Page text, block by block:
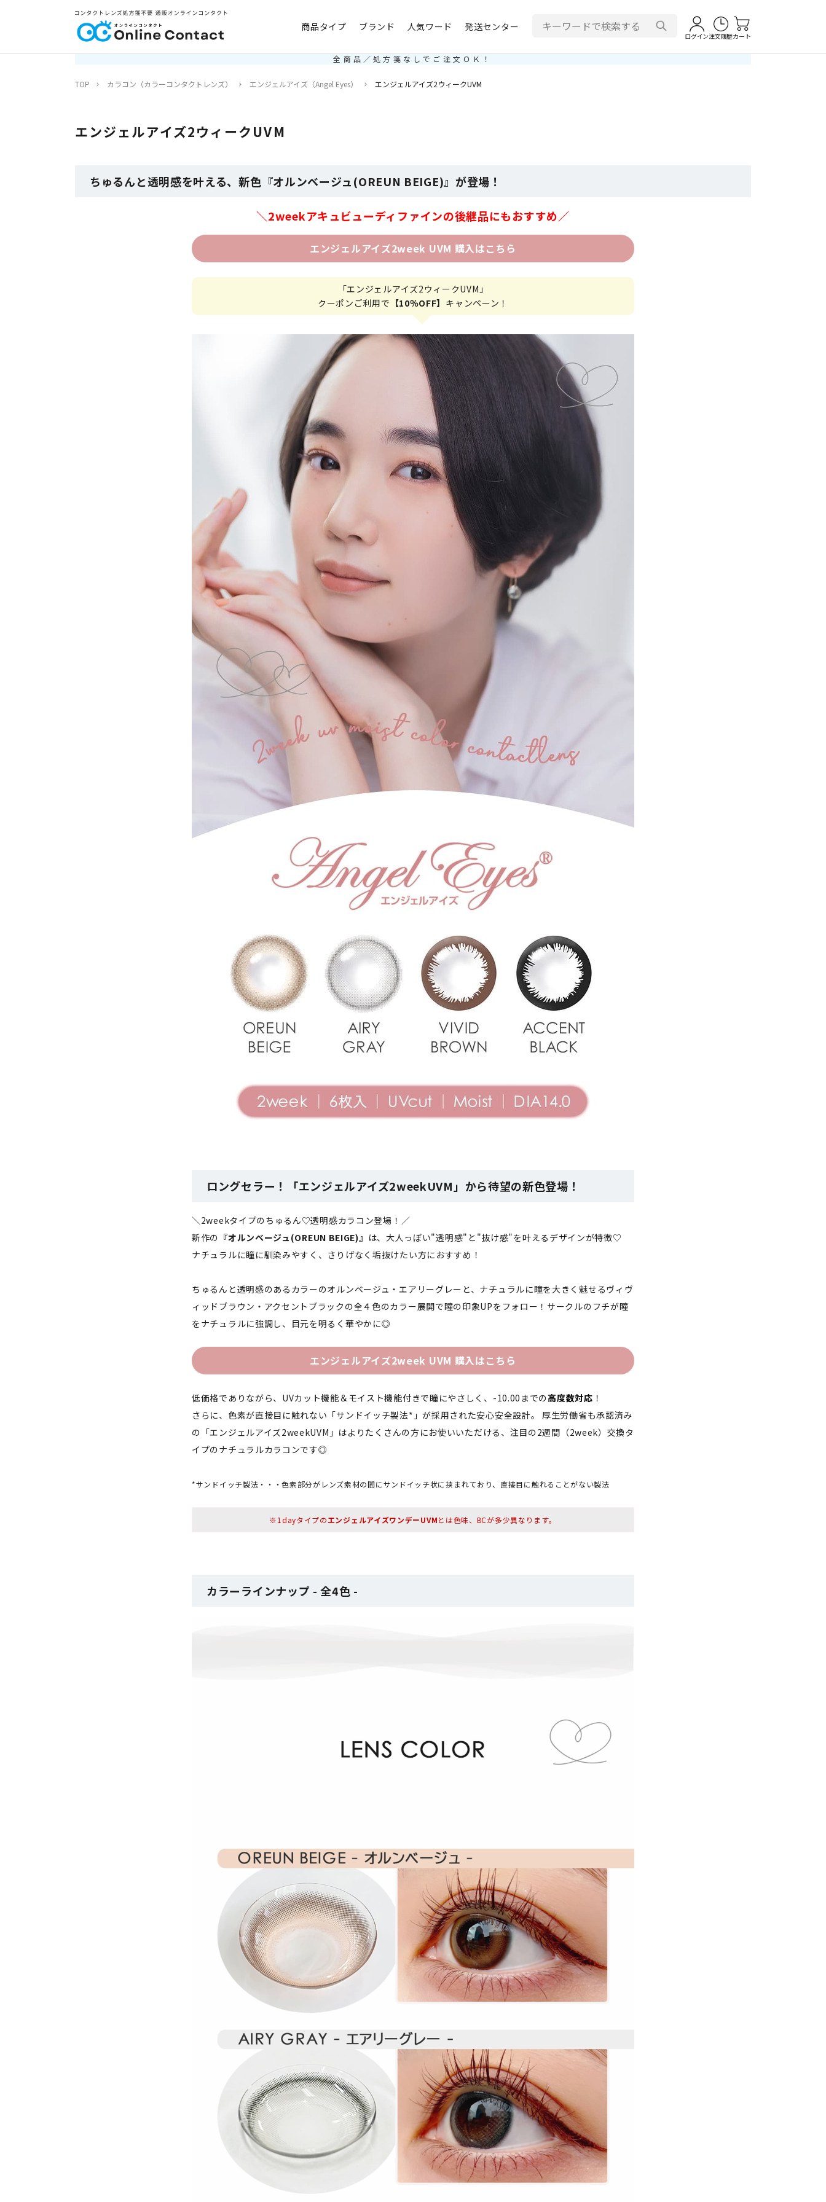
商品タイプ ブランド 人気ワード 発送センター
ログイン注文履歴カート
全商品／処方箋なしでご注文ＯＫ！
TOP カラコン（カラーコンタクトレンズ） エンジェルアイズ（Angel Eyes） エンジェルアイズ2ウィークUVM
エンジェルアイズ2ウィークUVM
ちゅるんと透明感を叶える、新色『オルンベージュ(OREUN BEIGE)』が登場！
＼2weekアキュビューディファインの後継品にもおすすめ／
エンジェルアイズ2week UVM 購入はこちら
「エンジェルアイズ2ウィークUVM」
クーポンご利用で 【10％OFF】 キャンペーン！
ロングセラー！「エンジェルアイズ2weekUVM」から待望の新色登場！
＼2weekタイプのちゅるん♡透明感カラコン登場！／
新作の 『オルンベージュ(OREUN BEIGE)』 は、大人っぽい"透明感"と"抜け感"を叶えるデザインが特徴♡
ナチュラルに瞳に馴染みやすく、さりげなく垢抜けたい方におすすめ！
ちゅるんと透明感のあるカラーのオルンベージュ・エアリーグレーと、ナチュラルに瞳を大きく魅せるヴィヴ
ィッドブラウン・アクセントブラックの全４色のカラー展開で瞳の印象UPをフォロー！サークルのフチが瞳
をナチュラルに強調し、目元を明るく華やかに◎
エンジェルアイズ2week UVM 購入はこちら
低価格でありながら、UVカット機能＆モイスト機能付きで瞳にやさしく、-10.00までの高度数対応 ！
さらに、色素が直接目に触れない「サンドイッチ製法*」が採用された安心安全設計。 厚生労働省も承認済み
の「エンジェルアイズ2weekUVM」はよりたくさんの方にお使いいただける、注目の2週間（2week）交換タ
イプのナチュラルカラコンです◎
*サンドイッチ製法・・・色素部分がレンズ素材の間にサンドイッチ状に挟まれており、直接目に触れることがない製法
※1dayタイプのエンジェルアイズワンデーUVMとは色味、BCが多少異なります。
カラーラインナップ - 全4色 -